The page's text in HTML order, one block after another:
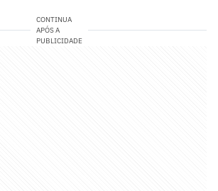
CONTINUA
APÓS A
PUBLICIDADE